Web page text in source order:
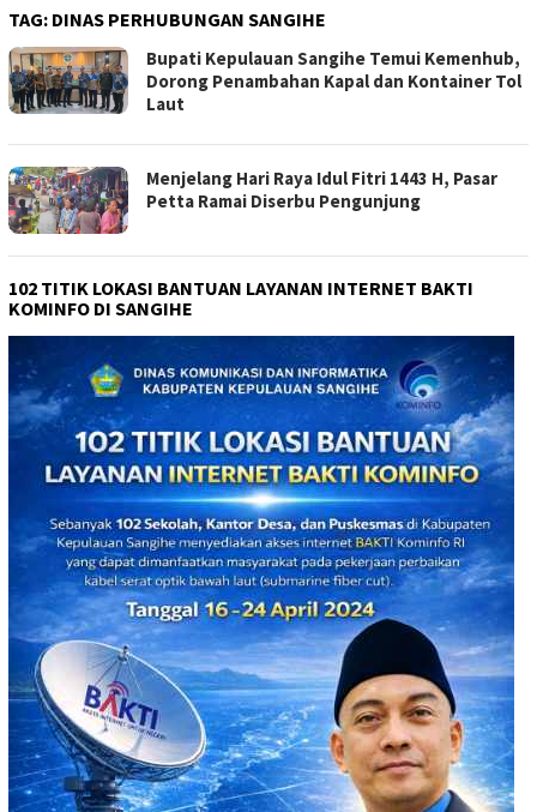
TAG: DINAS PERHUBUNGAN SANGIHE
Bupati Kepulauan Sangihe Temui Kemenhub,
Dorong Penambahan Kapal dan Kontainer Tol
Laut
Menjelang Hari Raya Idul Fitri 1443 H, Pasar
Petta Ramai Diserbu Pengunjung
102 TITIK LOKASI BANTUAN LAYANAN INTERNET BAKTI
KOMINFO DI SANGIHE